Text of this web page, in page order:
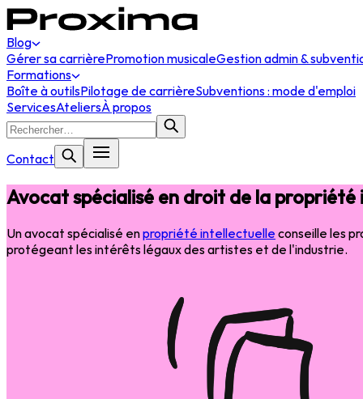
Blog
Gérer sa carrièrePromotion musicaleGestion admin &
Formations
Boîte à outilsPilotage de carrièreSubventions : mode d'emploi
ServicesAteliersÀ propos
Contact
Avocat spécialisé en droit de la
Un avocat spécialisé enpropriété intellectuelle conseille les
protégeant les intérêts légaux des artistes et de l'industrie.